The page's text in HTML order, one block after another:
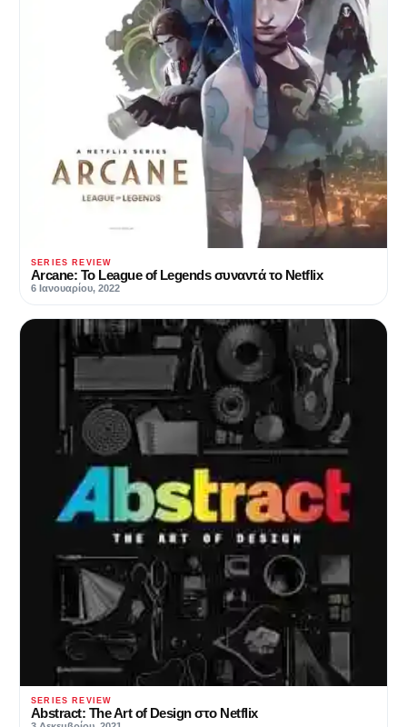
SERIES REVIEW
Arcane: Το League of Legends συναντά το Netflix
6 Ιανουαρίου, 2022
SERIES REVIEW
Abstract: The Art of Design στο Netflix